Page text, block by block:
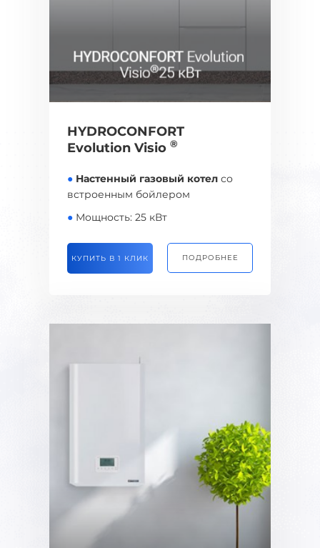
HYDROCONFORT
Evolution Visio ®
● Настенный газовый котел со
встроенным бойлером
● Мощность: 25 кВт
КУПИТЬ В 1 КЛИК ПОДРОБНЕЕ